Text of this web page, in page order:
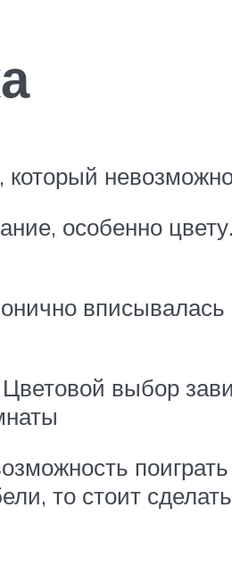
особенно
выбор
то стоит